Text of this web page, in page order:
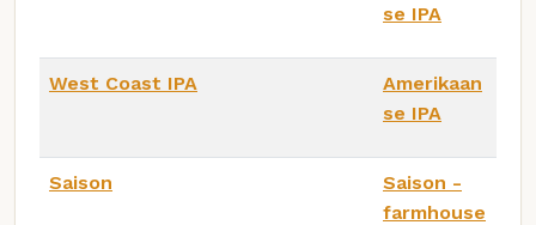
se IPA
West Coast IPA
Amerikaan
se IPA
Saison
Saison -
farmhouse